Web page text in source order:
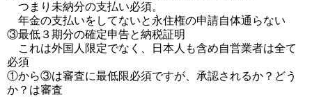
つまり未納分の支払い必須。
年金の支払いをしてないと永住権の申請自体通らない
③最低３期分の確定申告と納税証明
これは外国人限定でなく、日本人も含め自営業者は全て
必須
①から③は審査に最低限必須ですが、承認されるか？どう
か？は審査